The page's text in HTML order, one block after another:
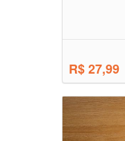
R$ 27,99